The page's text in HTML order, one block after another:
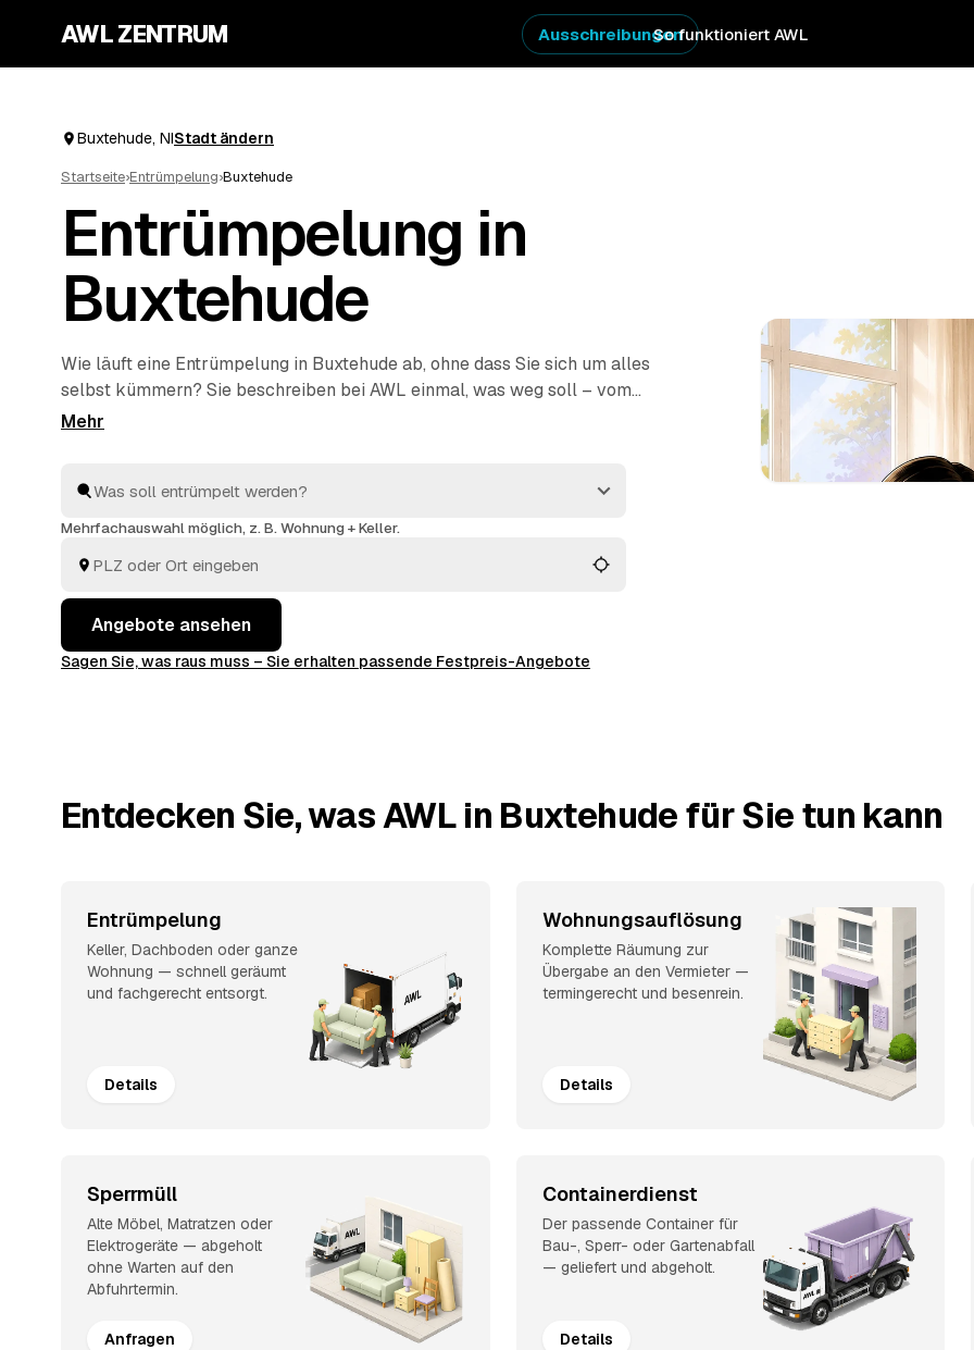
AWL ZENTRUM So funktioniert AWL
Ausschreibungen
Buxtehude, NIStadt ändern
Startseite›Entrümpelung›Buxtehude
Entrümpelung in
Buxtehude
Wie läuft eine Entrümpelung in Buxtehude ab, ohne dass Sie sich um alles
selbst kümmern? Sie beschreiben bei AWL einmal, was weg soll – vom
einzelnen Keller bis zur kompletten
abtransportieren, fachgerecht entsorgen.
Mehrfachauswahl möglich, z. B. Wohnung + Keller.
Angebote ansehen
Sagen Sie, was raus muss – Sie erhalten passende Festpreis-Angebote
Entdecken Sie, was AWL in Buxtehude für Sie tun kann
Entrümpelung
Keller, Dachboden oder ganze
Wohnung — schnell geräumt
und fachgerecht entsorgt.
Details
Wohnungsauflösung
Komplette Räumung zur
Übergabe an den Vermieter —
termingerecht und besenrein.
Details
Sperrmüll
Alte Möbel, Matratzen oder
Elektrogeräte — abgeholt
ohne Warten auf den
Abfuhrtermin.
Anfragen
Containerdienst
Der passende Container für
Bau-, Sperr- oder Gartenabfall
— geliefert und abgeholt.
Details